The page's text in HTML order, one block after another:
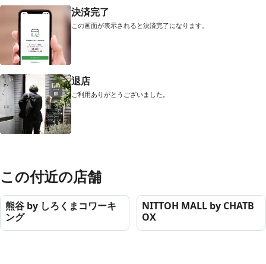
決済完了
この画面が表示されると決済完了になります。
退店
ご利用ありがとうございました。
この付近の店舗
熊谷 by しろくまコワーキ
ング
NITTOH MALL by CHATB
OX